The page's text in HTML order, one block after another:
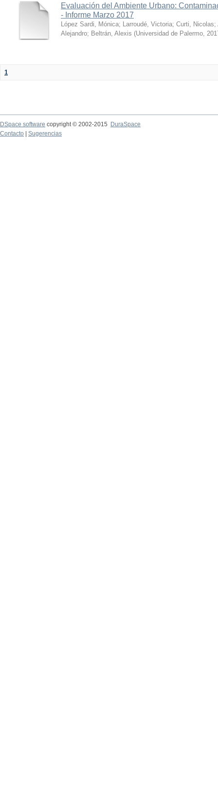
Evaluación del Ambiente Urbano:
- Informe Marzo 2017
López Sardi, Mónica; Larroudé, Victoria; Curti, Nicolas;
Alejandro; Beltrán, Alexis (Universidad de Palermo,
1
DSpace software copyright © 2002-2015
DuraSpace
Contacto
Sugerencias